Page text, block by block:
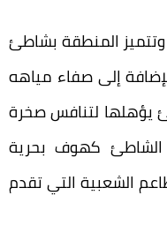
اللاذقية حوالي 20كم وتتميز المنطقة بشاطئ
إلى صفاء مياهه
يؤهلها لتنافس صخرة
الشاطئ كهوف بحرية
الشعبية التي تقدم